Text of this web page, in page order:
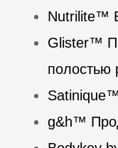
Nutrilite™
Glister™
полостью
g&h™